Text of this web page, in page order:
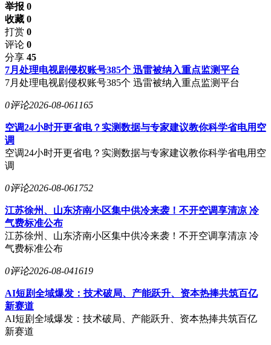
举报 0
收藏 0
打赏 0
评论 0
分享 45
7月处理电视剧侵权账号385个 迅雷被纳入重点监测平台
7月处理电视剧侵权账号385个 迅雷被纳入重点监测平台
0评论2026-08-061165
空调24小时开更省电？实测数据与专家建议教你科学省电用空
调
空调24小时开更省电？实测数据与专家建议教你科学省电用空
调
0评论2026-08-061752
江苏徐州、山东济南小区集中供冷来袭！不开空调享清凉 冷
气费标准公布
江苏徐州、山东济南小区集中供冷来袭！不开空调享清凉 冷
气费标准公布
0评论2026-08-041619
AI短剧全域爆发：技术破局、产能跃升、资本热捧共筑百亿
新赛道
AI短剧全域爆发：技术破局、产能跃升、资本热捧共筑百亿
新赛道